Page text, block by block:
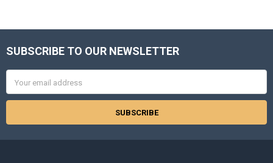
Footer
SUBSCRIBE TO OUR NEWSLETTER
Address